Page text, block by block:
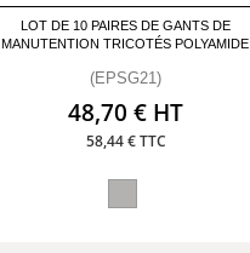
LOT DE 10 PAIRES DE GANTS DE
MANUTENTION TRICOTÉS POLYAMIDE
(EPSG21)
48,70 € HT
58,44 € TTC